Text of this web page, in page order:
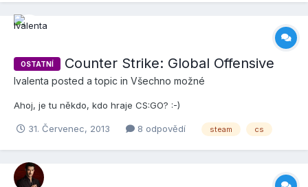
OSTATNÍ Counter Strike: Global Offensive
lvalenta posted a topic in Všechno možné
Ahoj, je tu někdo, kdo hraje CS:GO? :-)
31. Červenec, 2013 8 odpovědí steam cs